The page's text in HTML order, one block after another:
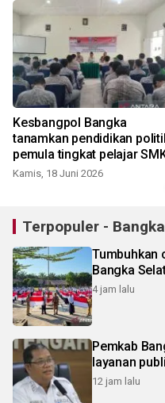
Kesbangpol Bangka
tanamkan pendidikan
pemula tingkat pelajar
Kamis, 18 Juni 2026
Terpopuler -
Tumbuhkan
Bangka
4 jam lalu
Pemkab
layanan
12 jam lalu